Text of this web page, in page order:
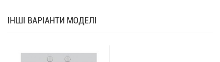
ІНШІ ВАРІАНТИ МОДЕЛІ